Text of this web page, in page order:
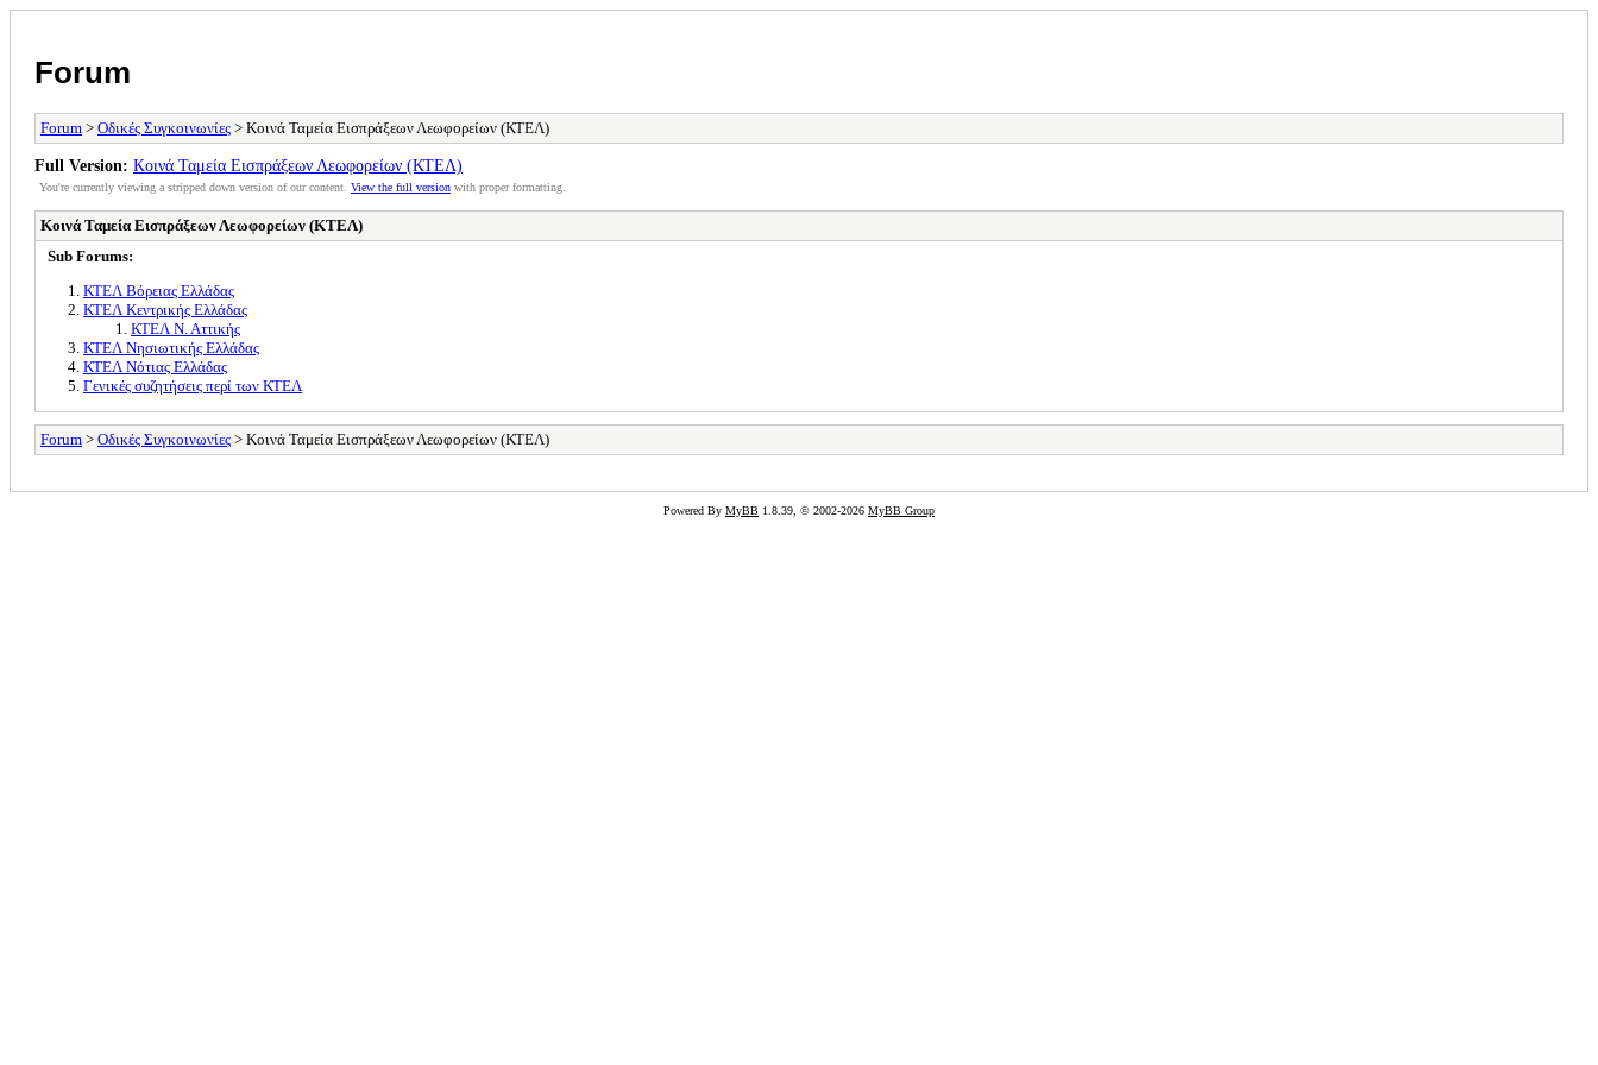
Forum
Forum > Οδικές Συγκοινωνίες > Κοινά Ταμεία Εισπράξεων Λεωφορείων (ΚΤΕΛ)
Full Version: Κοινά Ταμεία Εισπράξεων Λεωφορείων (ΚΤΕΛ)
You're currently viewing a stripped down version of our content. View the full version with proper formatting.
Κοινά Ταμεία Εισπράξεων Λεωφορείων (ΚΤΕΛ)
Sub Forums:
ΚΤΕΛ Βόρειας Ελλάδας
ΚΤΕΛ Κεντρικής Ελλάδας
ΚΤΕΛ Ν. Αττικής
ΚΤΕΛ Νησιωτικής Ελλάδας
ΚΤΕΛ Νότιας Ελλάδας
Γενικές συζητήσεις περί των ΚΤΕΛ
Forum > Οδικές Συγκοινωνίες > Κοινά Ταμεία Εισπράξεων Λεωφορείων (ΚΤΕΛ)
Powered By MyBB 1.8.39, © 2002-2026 MyBB Group